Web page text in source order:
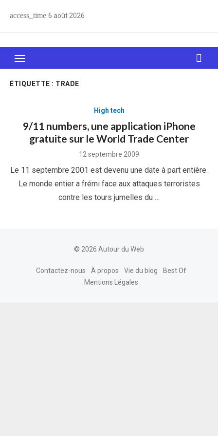
access_time 6 août 2026
Le Web, c'est comme une boîte de chocolats… On
sait jamais sur quoi on va tomber !
ÉTIQUETTE : TRADE
High tech
9/11 numbers, une application iPhone
gratuite sur le World Trade Center
Posted
12 septembre 2009
Le 11 septembre 2001 est devenu une date à part entière.
Le monde entier a frémi face aux attaques terroristes
contre les tours jumelles du …
© 2026 Autour du Web
Contactez-nous À propos Vie du blog
Best Of
Mentions Légales